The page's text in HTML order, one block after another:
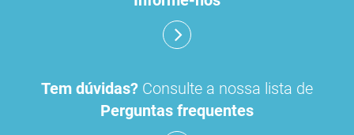
Tem dúvidas? Consulte a nossa lista de
Perguntas frequentes